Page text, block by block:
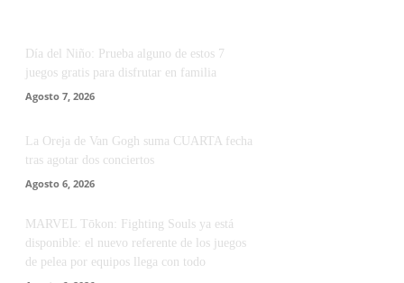
Día del Niño: Prueba alguno de estos 7
juegos gratis para disfrutar en familia
Agosto 7, 2026
La Oreja de Van Gogh suma CUARTA fecha
tras agotar dos conciertos
Agosto 6, 2026
MARVEL Tōkon: Fighting Souls ya está
disponible: el nuevo referente de los juegos
de pelea por equipos llega con todo